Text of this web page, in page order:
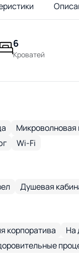
6
Кроватей
Микроволновая
Wi-Fi
Душевая
корпоратива На